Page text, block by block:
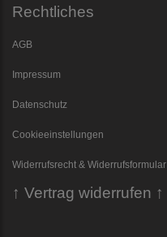
Rechtliches
AGB
Impressum
Datenschutz
Cookieeinstellungen
Widerrufsrecht & Widerrufsformular
↑ Vertrag widerrufen ↑